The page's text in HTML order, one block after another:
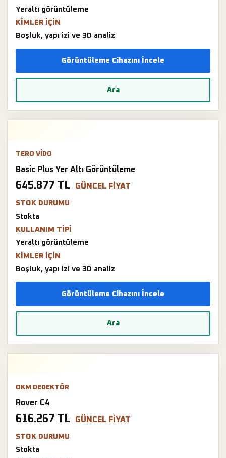
Yeraltı görüntüleme
KIMLER IÇIN
Boşluk, yapı izi ve 3D analiz
Görüntüleme Cihazını İncele
Ara
TERO VIDO
Basic Plus Yer Altı Görüntüleme
645.877 TL GÜNCEL FIYAT
STOK DURUMU
Stokta
KULLANIM TIPI
Yeraltı görüntüleme
KIMLER IÇIN
Boşluk, yapı izi ve 3D analiz
Görüntüleme Cihazını İncele
Ara
OKM DEDEKTÖR
Rover C4
616.267 TL GÜNCEL FIYAT
STOK DURUMU
Stokta